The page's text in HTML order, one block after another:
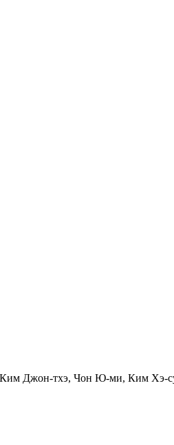
Джон-тхэ, Чон Ю-ми, Ким Хэ-